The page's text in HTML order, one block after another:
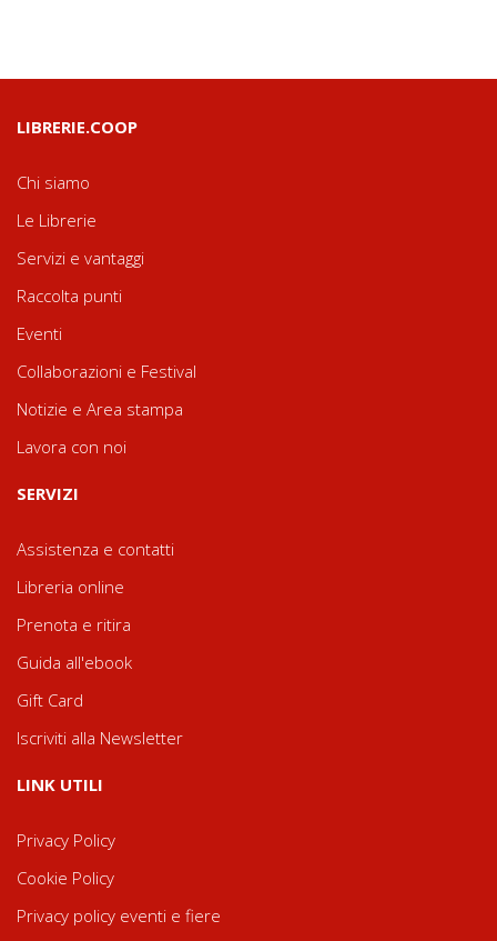
LIBRERIE.COOP
Chi siamo
Le Librerie
Servizi e vantaggi
Raccolta punti
Eventi
Collaborazioni e Festival
Notizie e Area stampa
Lavora con noi
SERVIZI
Assistenza e contatti
Libreria online
Prenota e ritira
Guida all'ebook
Gift Card
Iscriviti alla Newsletter
LINK UTILI
Privacy Policy
Cookie Policy
Privacy policy eventi e fiere